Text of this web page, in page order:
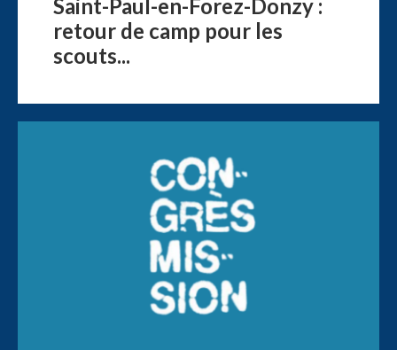
Saint-Paul-en-Forez-Donzy :
retour de camp pour les
scouts...